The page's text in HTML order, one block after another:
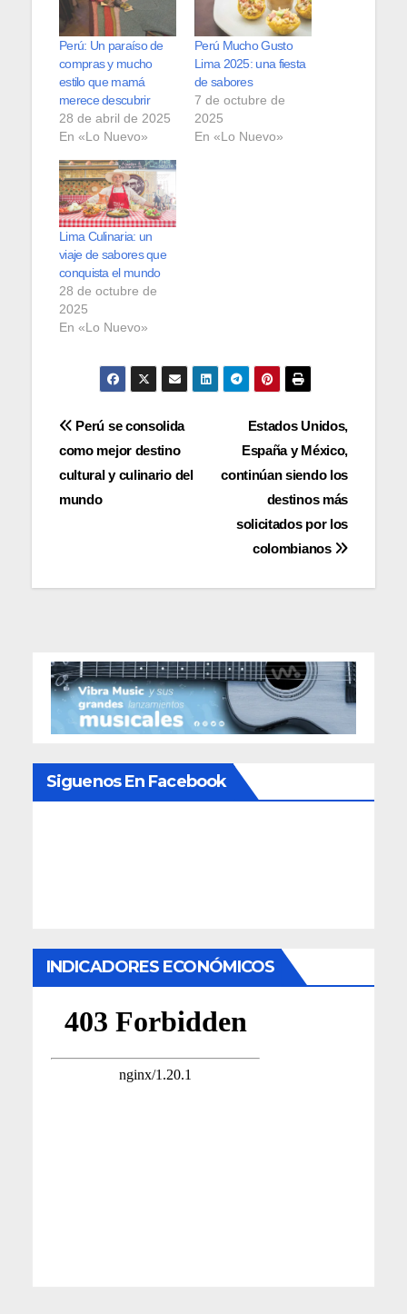
Perú: Un paraíso de
compras y mucho
estilo que mamá
merece descubrir
28 de abril de 2025
En «Lo Nuevo»
Perú Mucho Gusto
Lima 2025: una fiesta
de sabores
7 de octubre de
2025
En «Lo Nuevo»
Lima Culinaria: un
viaje de sabores que
conquista el mundo
28 de octubre de
2025
En «Lo Nuevo»
Navegación
de
entradas
Estados Unidos,
España y México,
continúan siendo los
destinos más
solicitados por los
colombianos
Perú se consolida
como mejor destino
cultural y culinario del
mundo
Siguenos En Facebook
INDICADORES ECONÓMICOS